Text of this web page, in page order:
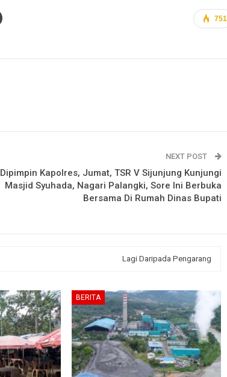
751
NEXT POST
Dipimpin Kapolres, Jumat, TSR V Sijunjung Kunjungi
Masjid Syuhada, Nagari Palangki, Sore Ini Berbuka
Bersama Di Rumah Dinas Bupati
Lagi Daripada Pengarang
BERITA